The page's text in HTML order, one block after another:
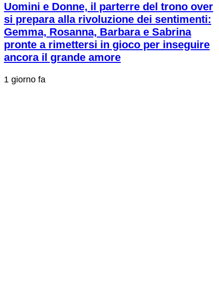
Uomini e Donne, il parterre del trono over
si prepara alla rivoluzione dei sentimenti:
Gemma, Rosanna, Barbara e Sabrina
pronte a rimettersi in gioco per inseguire
ancora il grande amore
1 giorno fa